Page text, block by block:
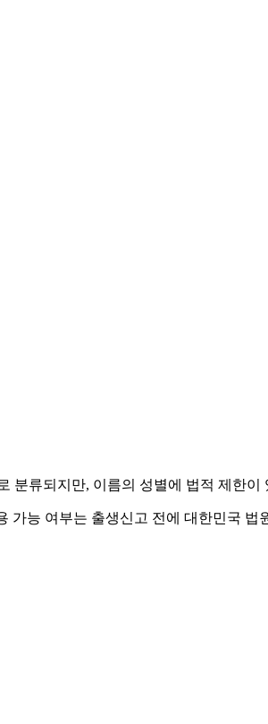
분류되지만, 이름의 성별에 법적 제한이
능 여부는 출생신고 전에 대한민국